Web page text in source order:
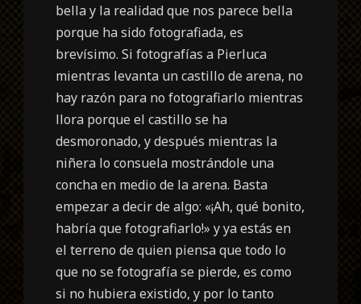
bella y la realidad que nos parece bella
porque ha sido fotografiada, es
brevísimo. Si fotografías a Pierluca
mientras levanta un castillo de arena, no
hay razón para no fotografiarlo mientras
llora porque el castillo se ha
desmoronado, y después mientras la
niñera lo consuela mostrándole una
concha en medio de la arena. Basta
empezar a decir de algo: «¡Ah, qué bonito,
habría que fotografiarlo!» y ya estás en
el terreno dequien piensa que todo lo
que no se fotografía se pierde, es como
si no hubiera existido, y por lo tanto